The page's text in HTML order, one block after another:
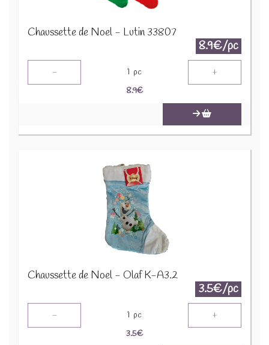
Chaussette de Noel - Lutin 33807
8.9€/pc
- 1 pc +
8.9€
Chaussette de Noel - Olaf K-A3.2
3.5€/pc
- 1 pc +
3.5€